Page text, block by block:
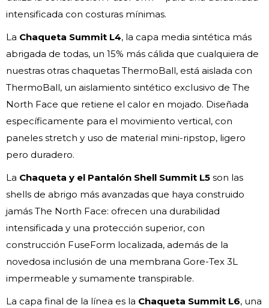
intensificada con costuras mínimas.
La Chaqueta Summit L4, la capa media sintética más
abrigada de todas, un 15% más cálida que cualquiera de
nuestras otras chaquetas ThermoBall, está aislada con
ThermoBall, un aislamiento sintético exclusivo de The
North Face que retiene el calor en mojado. Diseñada
específicamente para el movimiento vertical, con
paneles stretch y uso de material mini-ripstop, ligero
pero duradero.
La Chaqueta y el Pantalón Shell Summit L5 son las
shells de abrigo más avanzadas que haya construido
jamás The North Face: ofrecen una durabilidad
intensificada y una protección superior, con
construcción FuseForm localizada, además de la
novedosa inclusión de una membrana Gore-Tex 3L
impermeable y sumamente transpirable.
La capa final de la línea es la Chaqueta Summit L6, una